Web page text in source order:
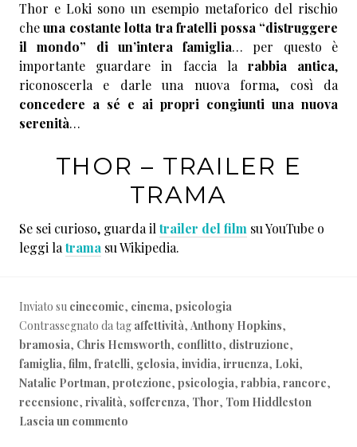
Thor e Loki sono un esempio metaforico del rischio
cheuna costante lotta tra fratelli possa “distruggere
il mondo” di un’intera famiglia… per questo è
importante guardare in faccia la rabbia antica,
riconoscerla e darle una nuova forma, così da
concedere a sé e ai propri congiunti una nuova
serenità…
THOR – TRAILER E
TRAMA
Se sei curioso, guarda iltrailer del film su YouTube o
leggi latrama su Wikipedia.
Inviato su cinecomic, cinema, psicologia
Contrassegnato da tag affettività, Anthony Hopkins,
bramosia, Chris Hemsworth, conflitto, distruzione,
famiglia, film, fratelli, gelosia, invidia, irruenza, Loki,
Natalie Portman, protezione, psicologia, rabbia, rancore,
recensione, rivalità, sofferenza, Thor, Tom Hiddleston
Lascia un commento